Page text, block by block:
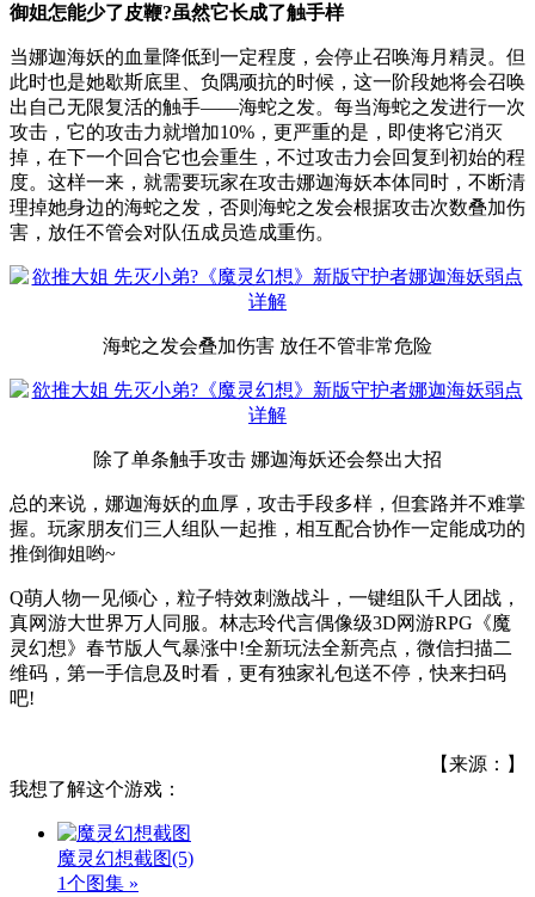
御姐怎能少了皮鞭?虽然它长成了触手样
当娜迦海妖的血量降低到一定程度，会停止召唤海月精灵。但
此时也是她歇斯底里、负隅顽抗的时候，这一阶段她将会召唤
出自己无限复活的触手——海蛇之发。每当海蛇之发进行一次
攻击，它的攻击力就增加10%，更严重的是，即使将它消灭
掉，在下一个回合它也会重生，不过攻击力会回复到初始的程
度。这样一来，就需要玩家在攻击娜迦海妖本体同时，不断清
理掉她身边的海蛇之发，否则海蛇之发会根据攻击次数叠加伤
害，放任不管会对队伍成员造成重伤。
海蛇之发会叠加伤害 放任不管非常危险
除了单条触手攻击 娜迦海妖还会祭出大招
总的来说，娜迦海妖的血厚，攻击手段多样，但套路并不难掌
握。玩家朋友们三人组队一起推，相互配合协作一定能成功的
推倒御姐哟~
Q萌人物一见倾心，粒子特效刺激战斗，一键组队千人团战，
真网游大世界万人同服。林志玲代言偶像级3D网游RPG《魔
灵幻想》春节版人气暴涨中!全新玩法全新亮点，微信扫描二
维码，第一手信息及时看，更有独家礼包送不停，快来扫码
吧!
【来源：】
我想了解这个游戏：
魔灵幻想截图(5)
1个图集 »